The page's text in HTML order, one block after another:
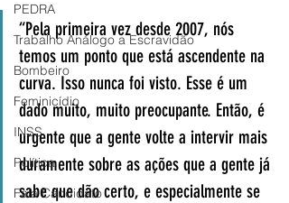
PEDRA
Trabalho Análogo a Escravidão
Bombeiro
Feminicídio
INSS
Política
Fala Candidato
“Pela primeira vez desde 2007, nós
temos um ponto que está ascendente na
curva. Isso nunca foi visto. Esse é um
dado muito, muito preocupante. Então, é
urgente que a gente volte a intervir mais
duramente sobre as ações que a gente já
sabe que dão certo, e especialmente se